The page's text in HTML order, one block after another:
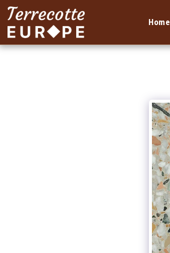
Home